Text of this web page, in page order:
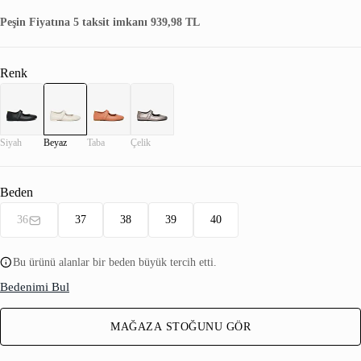
Peşin Fiyatına 5 taksit imkanı 939,98 TL
Renk
Siyah Beyaz Taba Çelik
Beden
36 37 38 39 40
Bu ürünü alanlar bir beden büyük tercih etti.
Bedenimi Bul
MAĞAZA STOĞUNU GÖR